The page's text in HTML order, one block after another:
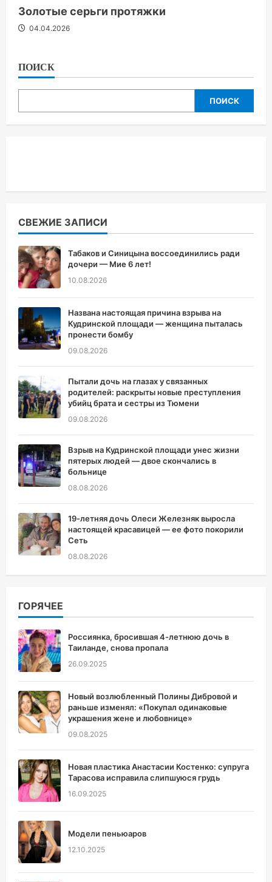
Золотые серьги протяжки
04.04.2026
ПОИСК
ПОИСК
СВЕЖИЕ ЗАПИСИ
Табаков и Синицына воссоединились ради
дочери — Мие 6 лет!
10.08.2026
Названа настоящая причина взрыва на
Кудринской площади — женщина пыталась
пронести бомбу
09.08.2026
Пытали дочь на глазах у связанных
родителей: раскрыты новые преступления
убийц брата и сестры из Тюмени
09.08.2026
Взрыв на Кудринской площади унес жизни
пятерых людей — двое скончались в
больнице
08.08.2026
19-летняя дочь Олеси Железняк выросла
настоящей красавицей — ее фото покорили
Сеть
08.08.2026
ГОРЯЧЕЕ
Россиянка, бросившая 4-летнюю дочь в
Таиланде, снова пропала
26.09.2025
Новый возлюбленный Полины Дибровой и
раньше изменял: «Покупал одинаковые
украшения жене и любовнице»
09.08.2025
Новая пластика Анастасии Костенко: супруга
Тарасова исправила слипшуюся грудь
16.09.2025
Модели пеньюаров
12.10.2025